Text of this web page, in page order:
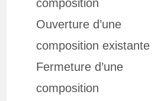
composition
Ouverture d’une
composition existante
Fermeture d’une
composition